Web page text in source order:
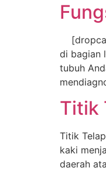
di bagian
tubuh
Titik
Titik
kaki
daerah